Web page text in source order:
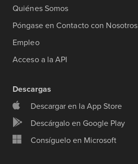
Quiénes Somos
Póngase en Contacto con Nosotros
Empleo
Acceso a la API
Descargas
Descargar en la App Store
Descárgalo en Google Play
Consíguelo en Microsoft